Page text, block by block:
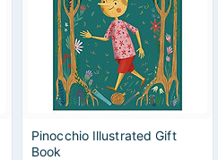
Pinocchio Illustrated Gift
Book